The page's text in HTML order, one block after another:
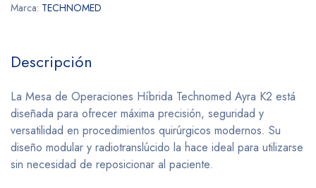
Marca: TECHNOMED
Descripción
La Mesa de Operaciones Híbrida Technomed Ayra K2 está
diseñada para ofrecer máxima precisión, seguridad y
versatilidad en procedimientos quirúrgicos modernos. Su
diseño modular y radiotranslúcido la hace ideal para utilizarse
sin necesidad de reposicionar al paciente.